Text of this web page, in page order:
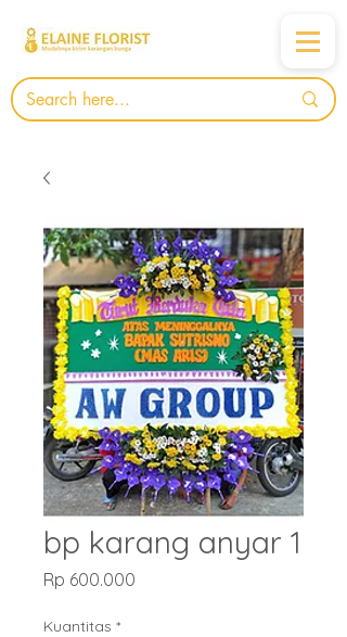
bp karang anyar 1
Rp 600.000
Kuantitas *